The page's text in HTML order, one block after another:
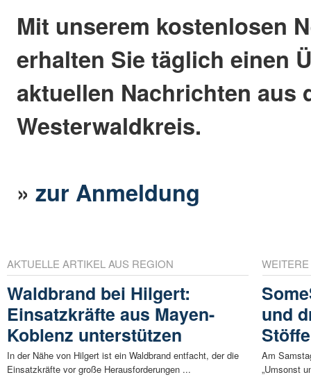
Mit unserem kostenlosen
erhalten Sie täglich einen
aktuellen Nachrichten aus
Westerwaldkreis.
»zur Anmeldung
AKTUELLE ARTIKEL AUS REGION
Waldbrand bei Hilgert:
Einsatzkräfte aus Mayen-
Koblenz unterstützen
In der Nähe von Hilgert ist ein Waldbrand entfacht, der die
Einsatzkräfte vor große Herausforderungen ...
und
Am
„Umsonst